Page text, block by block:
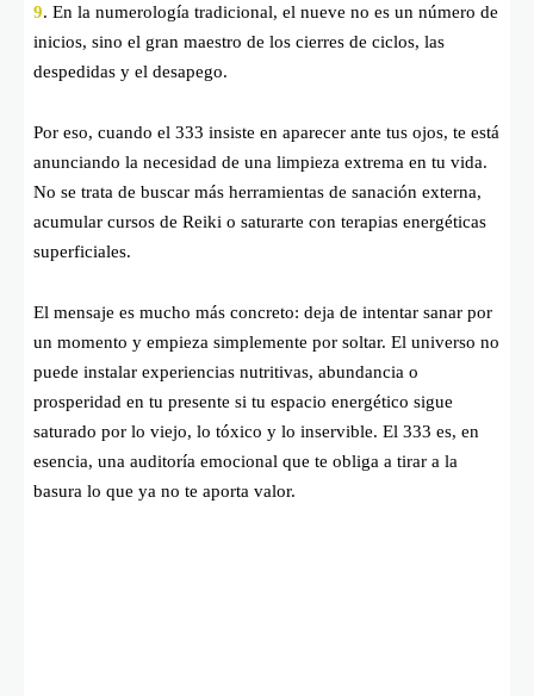
9. En la numerología tradicional, el nueve no es un número de
inicios, sino el gran maestro de los cierres de ciclos, las
despedidas y el desapego.
Por eso, cuando el 333 insiste en aparecer ante tus ojos, te está
anunciando la necesidad de una limpieza extrema en tu vida.
No se trata de buscar más herramientas de sanación externa,
acumular cursos de Reiki o saturarte con terapias energéticas
superficiales.
El mensaje es mucho más concreto: deja de intentar sanar por
un momento y empieza simplemente por soltar. El universo no
puede instalar experiencias nutritivas, abundancia o
prosperidad en tu presente si tu espacio energético sigue
saturado por lo viejo, lo tóxico y lo inservible. El 333 es, en
esencia, una auditoría emocional que te obliga a tirar a la
basura lo que ya no te aporta valor.